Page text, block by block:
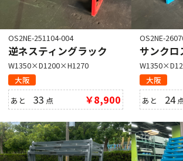
OS2NE-251104-004
逆ネスティングラック
W1350×D1200×H1270
大阪
あと33 点 ￥8,900
OS2NE-
サンクロ
大阪
あと 24